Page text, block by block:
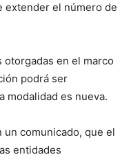
extender el número de
en el marco
podrá ser
modalidad es nueva.
un comunicado, que el
entidades